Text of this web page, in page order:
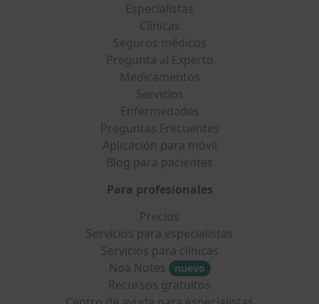
Especialistas
Clínicas
Seguros médicos
Pregunta al Experto
Medicamentos
Servicios
Enfermedades
Preguntas Frecuentes
Aplicación para móvil
Blog para pacientes
Para profesionales
Precios
Servicios para especialistas
Servicios para clínicas
Noa Notes
nuevo
Recursos gratuitos